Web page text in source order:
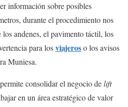
información sobre posibles
durante el procedimiento nos
andenes, el pavimento táctil, los
para losviajeroso los avisos
Muniesa.
consolidar el negocio delift
en un área estratégico de valor